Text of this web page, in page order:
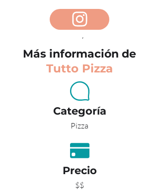
ATRÁS
Más información de
Tutto Pizza
Categoría
Pizza
Precio
$$